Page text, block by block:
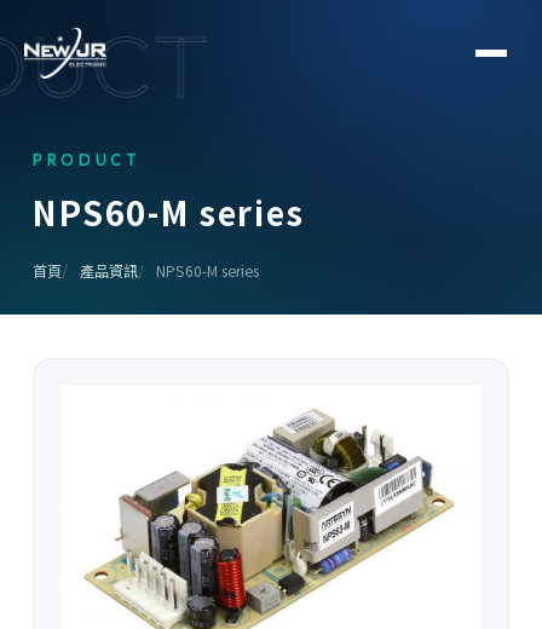
PRODUCT
NPS60-M series
首頁 產品資訊 NPS60-M series